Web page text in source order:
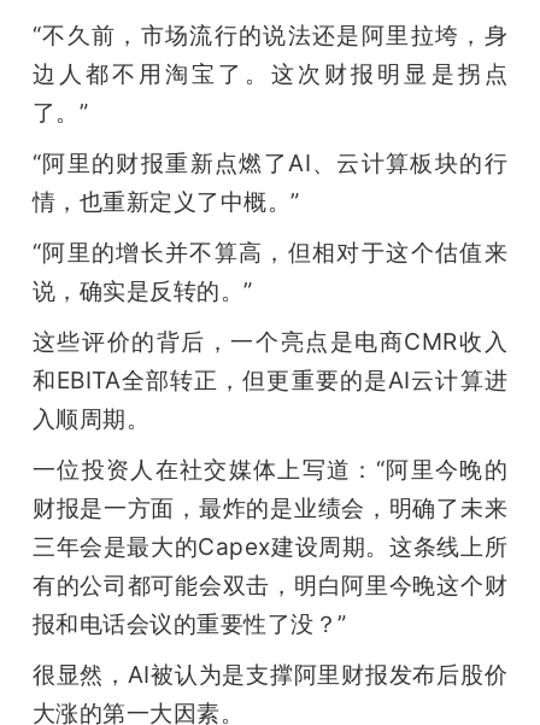
机
“不久前，市场流行的说法还是阿里拉垮，身
边人都不用淘宝了。这次财报明显是拐点
了。”
“阿里的财报重新点燃了AI、云计算板块的行
情，也重新定义了中概。”
“阿里的增长并不算高，但相对于这个估值来
说，确实是反转的。”
这些评价的背后，一个亮点是电商CMR收入
和EB­I­TA全部转正，但更重要的是AI云计算进
入顺周期。
一位投资人在社交媒体上写道：“阿里今晚的
财报是一方面，最炸的是业绩会，明确了未来
三年会是最大的Ca­p­ex建设周期。这条线上所
有的公司都可能会双击，明白阿里今晚这个财
报和电话会议的重要性了没？”
很显然，AI被认为是支撑阿里财报发布后股价
大涨的第一大因素。